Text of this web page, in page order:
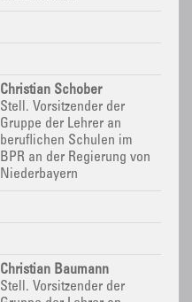
Christian Schober
Stell. Vorsitzender der
Gruppe der Lehrer an
beruflichen Schulen im
BPR an der Regierung von
Niederbayern
Christian Baumann
Stell. Vorsitzender der